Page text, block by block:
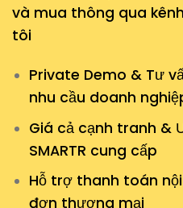
và mua thông qua
tôi
Private Demo & Tư
nhu cầu doanh
Giá cả cạnh tranh &
SMARTR cung cấp
Hỗ trợ thanh toán
đơn thương mại